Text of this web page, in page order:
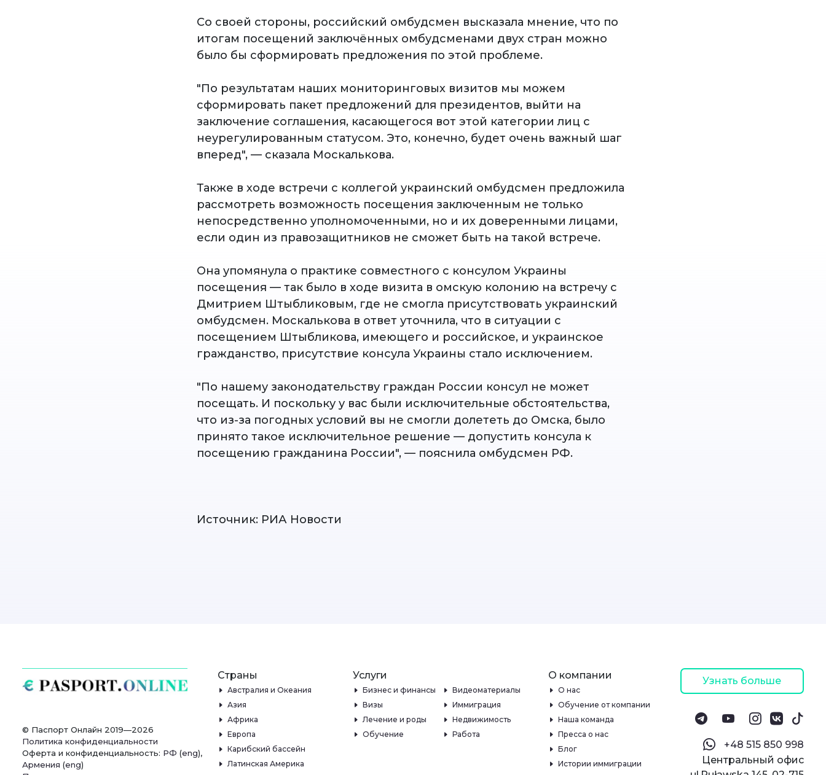
Со своей стороны, российский омбудсмен высказала мнение, что по
итогам посещений заключённых омбудсменами двух стран можно
было бы сформировать предложения по этой проблеме.
"По результатам наших мониторинговых визитов мы можем
сформировать пакет предложений для президентов, выйти на
заключение соглашения, касающегося вот этой категории лиц с
неурегулированным статусом. Это, конечно, будет очень важный шаг
вперед", — сказала Москалькова.
Также в ходе встречи с коллегой украинский омбудсмен предложила
рассмотреть возможность посещения заключенным не только
непосредственно уполномоченными, но и их доверенными лицами,
если один из правозащитников не сможет быть на такой встрече.
Она упомянула о практике совместного с консулом Украины
посещения — так было в ходе визита в омскую колонию на встречу с
Дмитрием Штыбликовым, где не смогла присутствовать украинский
омбудсмен. Москалькова в ответ уточнила, что в ситуации с
посещением Штыбликова, имеющего и российское, и украинское
гражданство, присутствие консула Украины стало исключением.
"По нашему законодательству граждан России консул не может
посещать. И поскольку у вас были исключительные обстоятельства,
что из-за погодных условий вы не смогли долететь до Омска, было
принято такое исключительное решение — допустить консула к
посещению гражданина России", — пояснила омбудсмен РФ.
Источник: РИА Новости
© Паспорт Онлайн 2019—2026
Политика конфиденциальности
Оферта и конфиденциальность: РФ (eng),
Армения (eng)
Страны
Австралия и Океания
Азия
Африка
Европа
Карибский бассейн
Латинская Америка
Услуги
Бизнес и финансы
Видеоматериалы
Визы
Иммиграция
Лечение и роды
Недвижимость
Обучение
Работа
О компании
О нас
Обучение от компании
Наша команда
Пресса о нас
Блог
Истории иммиграции
Узнать больше
‪+48 515 850 998‬
Центральный офис